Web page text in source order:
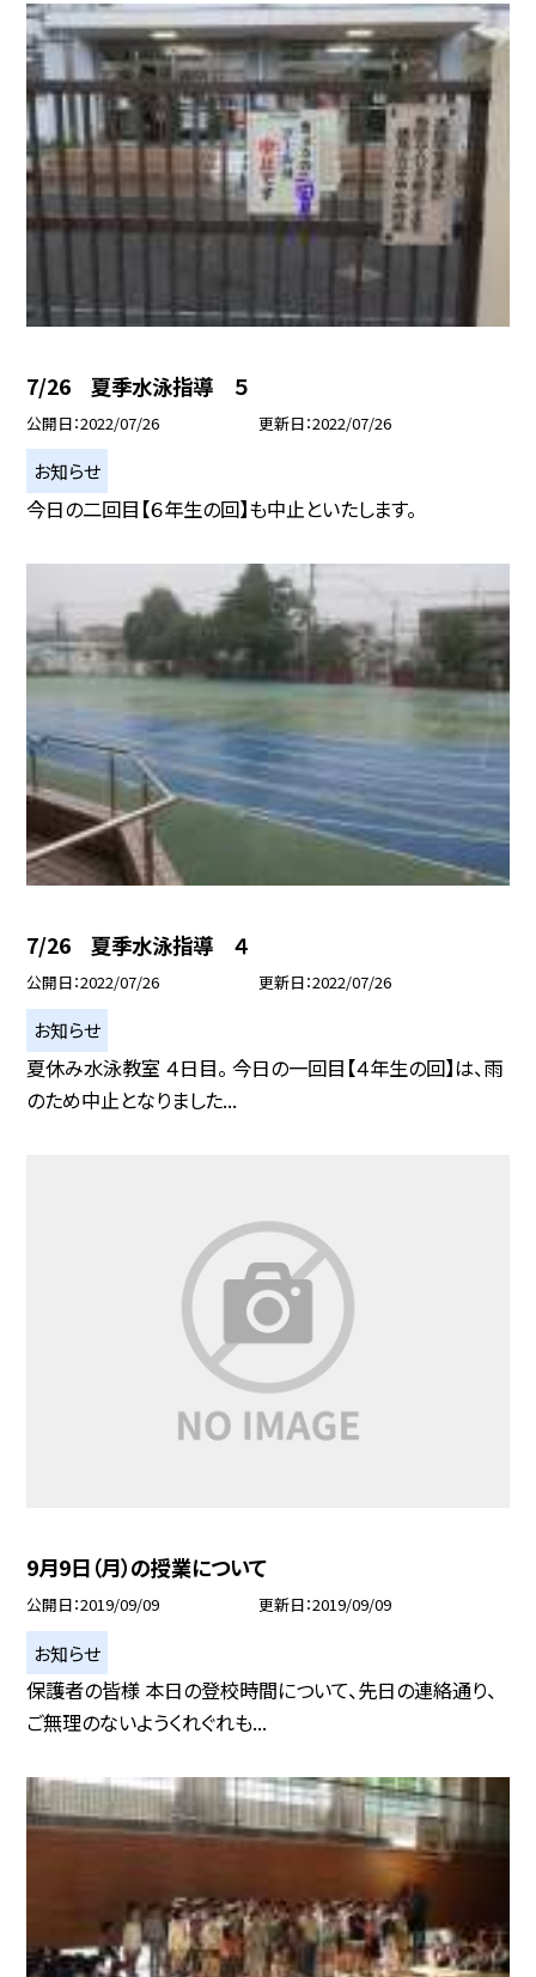
7/26 夏季水泳指導 ５
公開日 2022/07/26 更新日 2022/07/26
お知らせ
今日の二回目【６年生の回】も中止といたします。
7/26 夏季水泳指導 ４
公開日 2022/07/26 更新日 2022/07/26
お知らせ
夏休み水泳教室 ４日目。 今日の一回目【４年生の回】は、雨
のため中止となりました...
9月9日（月）の授業について
公開日 2019/09/09 更新日 2019/09/09
お知らせ
保護者の皆様 本日の登校時間について、先日の連絡通り、
ご無理のないようくれぐれも...